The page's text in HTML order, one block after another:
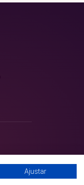
Ajustar